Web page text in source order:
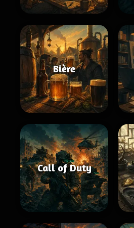
Bière
Call of Duty